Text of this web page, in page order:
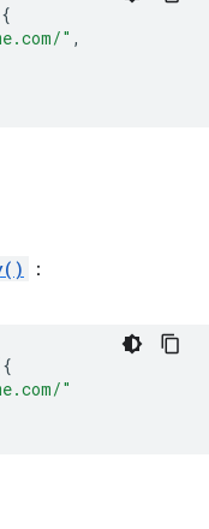
" ,
：
"